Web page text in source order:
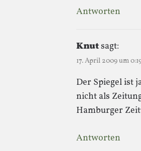
Antworten
Knutsagt:
17. April 2009 um
Der Spiegel ist
nicht als
Hamburger
Antworten